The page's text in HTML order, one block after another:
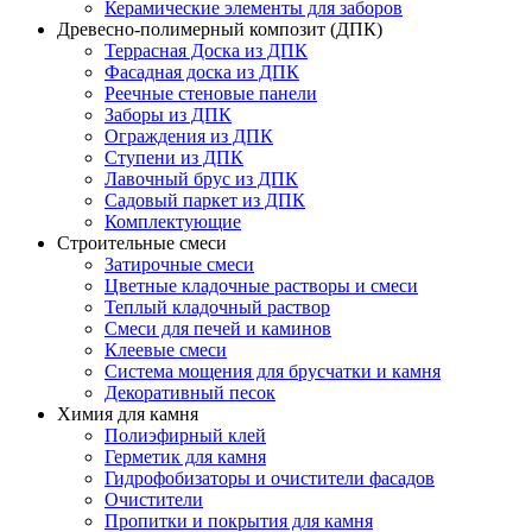
Керамические элементы для заборов
Древесно-полимерный композит (ДПК)
Террасная Доска из ДПК
Фасадная доска из ДПК
Реечные стеновые панели
Заборы из ДПК
Ограждения из ДПК
Ступени из ДПК
Лавочный брус из ДПК
Садовый паркет из ДПК
Комплектующие
Строительные смеси
Затирочные смеси
Цветные кладочные растворы и смеси
Теплый кладочный раствор
Смеси для печей и каминов
Клеевые смеси
Система мощения для брусчатки и камня
Декоративный песок
Химия для камня
Полиэфирный клей
Герметик для камня
Гидрофобизаторы и очистители фасадов
Очистители
Пропитки и покрытия для камня